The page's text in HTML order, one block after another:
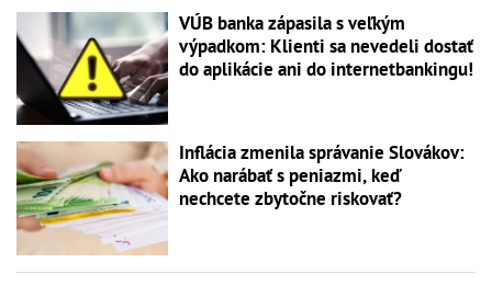
VÚB banka zápasila s veľkým
výpadkom: Klienti sa nevedeli dostať
do aplikácie ani do internetbankingu!
Inflácia zmenila správanie Slovákov:
Ako narábať s peniazmi, keď
nechcete zbytočne riskovať?